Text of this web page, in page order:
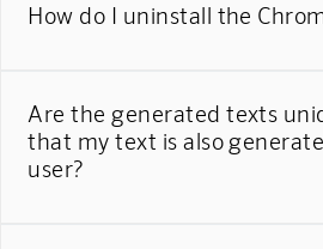
How do I uninstall the
Are the generated texts
that my text is also
user?